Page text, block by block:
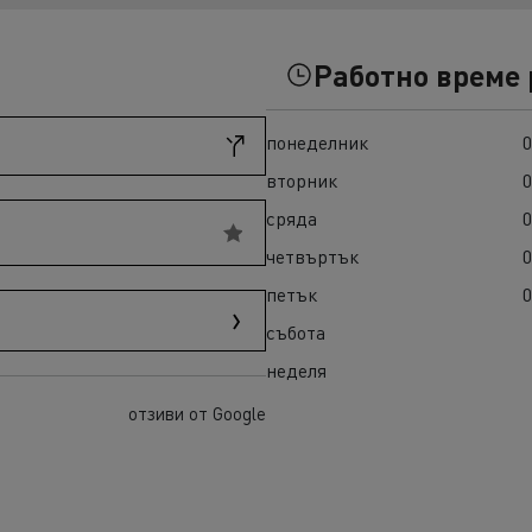
TRUCKS E-Tech
отзиви от Google
Работно време
понеделник
вторник
сряда
четвъртък
петък
събота
неделя